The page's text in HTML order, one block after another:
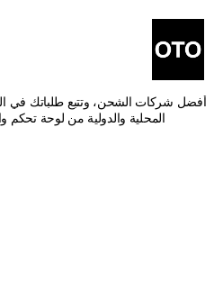
المحلية والدولية من لوحة تحكم